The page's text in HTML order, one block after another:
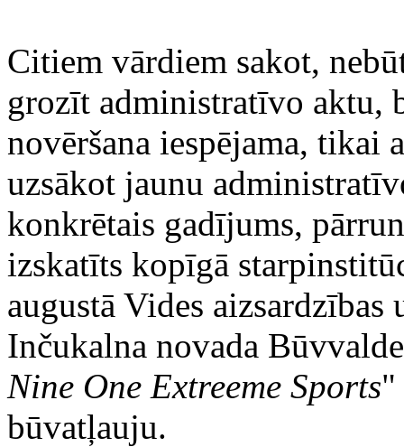
Citiem vārdiem sakot,
grozīt administratīvo aktu,
novēršana iespējama, tikai
uzsākot jaunu
konkrētais gadījums,
izskatīts kopīgā
augustā Vides
Inčukalna novada
Nine One Extreeme Sports"
būvatļauju.